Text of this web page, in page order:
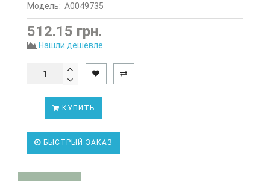
Модель: А0049735
512.15 грн.
Нашли дешевле
КУПИТЬ
БЫСТРЫЙ ЗАКАЗ